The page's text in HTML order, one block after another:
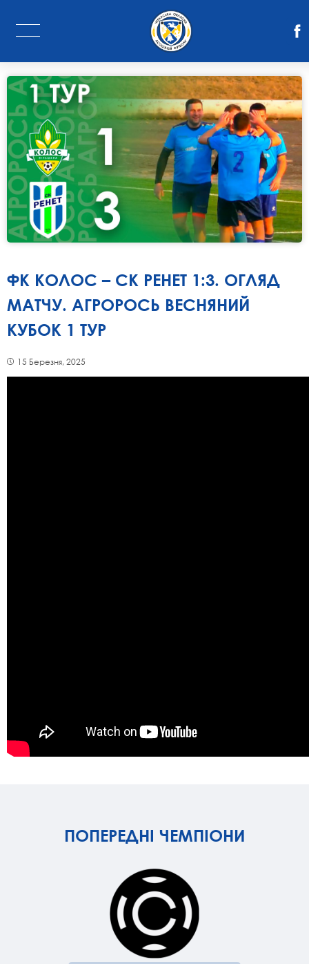
ФК КОЛОС – СК РЕНЕТ 1:3. ОГЛЯД
МАТЧУ. АГРОРОСЬ ВЕСНЯНИЙ
КУБОК 1 ТУР
15 Березня, 2025
ПОПЕРЕДНІ ЧЕМПІОНИ